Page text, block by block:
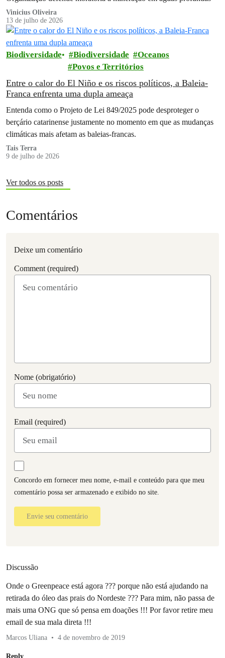
Vinicius Oliveira
13 de julho de 2026
Biodiversidade Biodiversidade
Oceanos
Povos e Territórios
Entre o calor do El Niño e os riscos políticos, a Baleia-
Franca enfrenta uma dupla ameaça
Entenda como o Projeto de Lei 849/2025 pode desproteger o
berçário catarinense justamente no momento em que as mudanças
climáticas mais afetam as baleias-francas.
Tais Terra
9 de julho de 2026
Ver todos os posts
Comentários
Deixe um comentário
Comment (required)
Nome (obrigatório)
Email (required)
Concordo em fornecer meu nome, e-mail e conteúdo para que meu
comentário possa ser armazenado e exibido no site.
Envie seu comentário
Discussão
Onde o Greenpeace está agora ??? porque não está ajudando na
retirada do óleo das prais do Nordeste ??? Para mim, não passa de
mais uma ONG que só pensa em doações !!! Por favor retire meu
email de sua mala direta !!!
Marcos Uliana 4 de novembro de 2019
Reply